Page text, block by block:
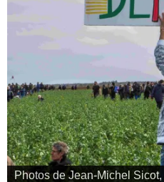
Photos de Jean-Michel